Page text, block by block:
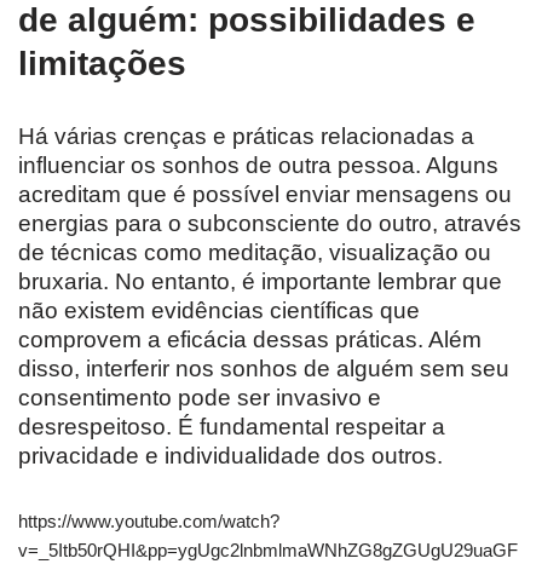
de alguém: possibilidades e
limitações
Há várias crenças e práticas relacionadas a
influenciar os sonhos de outra pessoa. Alguns
acreditam que é possível enviar mensagens ou
energias para o subconsciente do outro, através
de técnicas como meditação, visualização ou
bruxaria. No entanto, é importante lembrar que
não existem evidências científicas que
comprovem a eficácia dessas práticas. Além
disso, interferir nos sonhos de alguém sem seu
consentimento pode ser invasivo e
desrespeitoso. É fundamental respeitar a
privacidade e individualidade dos outros.
https://www.youtube.com/watch?
v=_5Itb50rQHI&pp=ygUgc2lnbmlmaWNhZG8gZGUgU29uaGF